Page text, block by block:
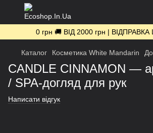
0 грн 🚚 ВІД 2000 грн |
Каталог Косметика White Mandarin
CANDLE CINNAMON —
/ SPA-догляд для рук
Написати відгук